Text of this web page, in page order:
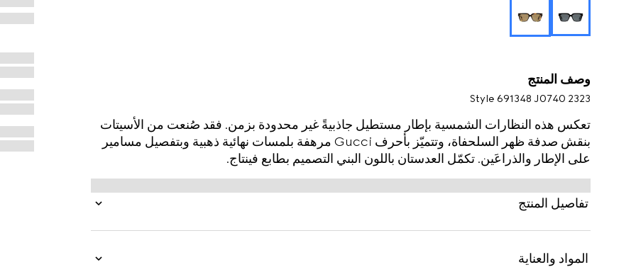
وصف المنتج
Style ‎691348 J0740 2323
تعكس هذه النظارات الشمسية بإطار مستطيل جاذبيةً غير محدودة بزمن. فقد صُنعت من الأسيتات
بنقش صدفة ظهر السلحفاة، وتتميّز بأحرف Gucci مرهفة بلمسات نهائية ذهبية وبتفصيل مسامير
على الإطار والذراعَين. تكمّل العدستان باللون البني التصميم بطابع فينتاج.
تفاصيل المنتج
المواد والعناية